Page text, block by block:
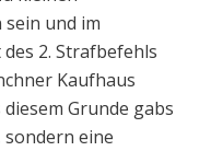
und im
2. Strafbefehls
Kaufhaus
Grunde gabs
eine